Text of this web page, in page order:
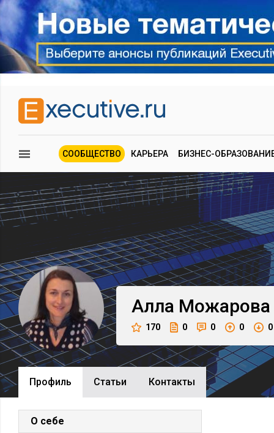
СООБЩЕСТВО КАРЬЕРА БИЗНЕС-
Алла Можарова
170 0 0 0 0
Профиль Cтатьи Контакты
О себе